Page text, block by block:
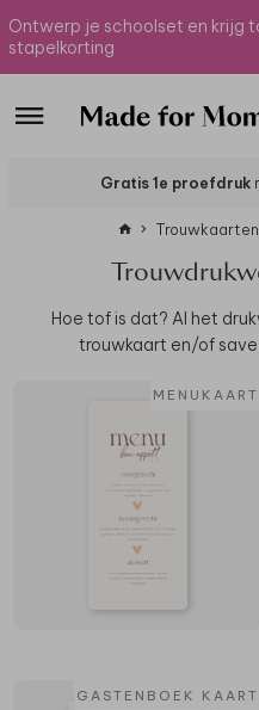
Ontwerp je schoolset en krijg
stapelkorting
Gratis 1e proefdruk
Trouwkaarten
Hoe tof is dat? Al het
trouwkaart en/of
MENUKAART
GASTENBOEK KAART